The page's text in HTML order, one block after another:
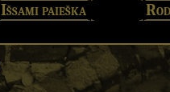
Išsami paieška